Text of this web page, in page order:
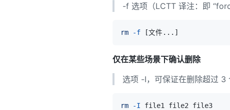
-f 选项（LCTT 译注：即
rm -f [文件 .. . ]
仅在某些场景下确认删除
选项 -I，可保证在删除超过 3
rm -I